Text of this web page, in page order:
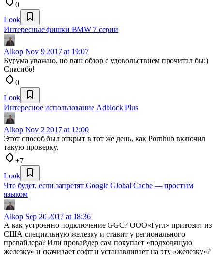
0
Look
Интересные фишки BMW 7 серии
Alkop Nov 9 2017 at 19:07
Бурума уважаю, но ваш обзор с удовольствием прочитал бы:)
Спасибо!
0
Look
Интересное использование Adblock Plus
Alkop Nov 2 2017 at 12:00
Этот способ был открыт в тот же день, как Pornhub включил
такую проверку.
+7
Look
Что будет, если запретят Google Global Cache — простым
языком
Alkop Sep 20 2017 at 18:36
А как устроенно подключение GGC? ООО«Гугл» привозит из
США специальную железку и ставит у регионального
провайдера? Или провайдер сам покупает «подходящую
железку» и скачивает софт и устанавливает на эту «железку»?